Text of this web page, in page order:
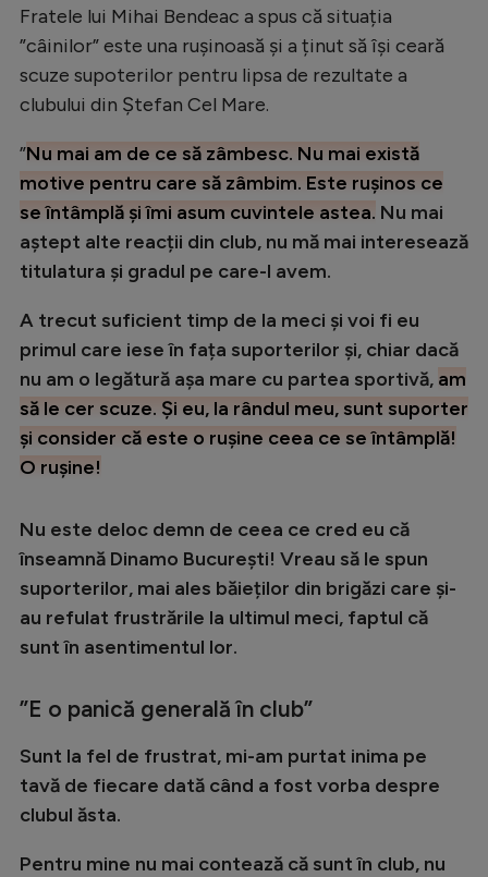
Ciclism
Alte sporturi
JO 2024
JO 2026
Creează cont
Fratele lui Mihai Bendeac a spus că situația
”câinilor” este una rușinoasă și a ținut să își ceară
scuze supoterilor pentru lipsa de rezultate a
clubului din Ștefan Cel Mare.
”Nu mai am de ce să zâmbesc. Nu mai există
motive pentru care să zâmbim. Este rușinos ce
se întâmplă și îmi asum cuvintele astea. Nu mai
aștept alte reacții din club, nu mă mai interesează
titulatura și gradul pe care-l avem.
A trecut suficient timp de la meci și voi fi eu
primul care iese în fața suporterilor și, chiar dacă
nu am o legătură așa mare cu partea sportivă, am
să le cer scuze. Și eu, la rândul meu, sunt suporter
și consider că este o rușine ceea ce se întâmplă!
O rușine!
Nu este deloc demn de ceea ce cred eu că
înseamnă Dinamo București! Vreau să le spun
suporterilor, mai ales băieților din brigăzi care și-
au refulat frustrările la ultimul meci, faptul că
sunt în asentimentul lor.
”E o panică generală în club”
Sunt la fel de frustrat, mi-am purtat inima pe
tavă de fiecare dată când a fost vorba despre
clubul ăsta.
Pentru mine nu mai contează că sunt în club, nu